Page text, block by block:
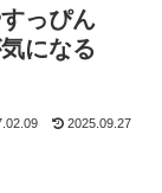
っぴん
になる
2025.09.27